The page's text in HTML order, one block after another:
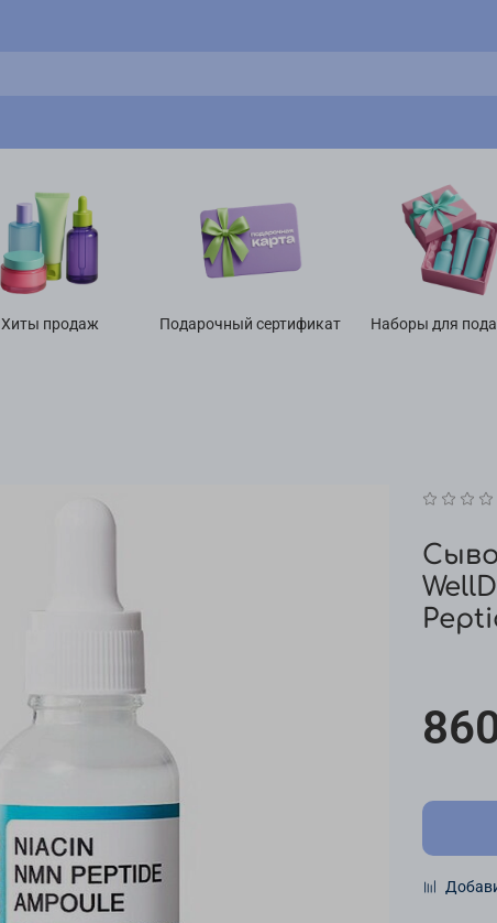
Хиты продаж Подарочный сертификат Наборы для